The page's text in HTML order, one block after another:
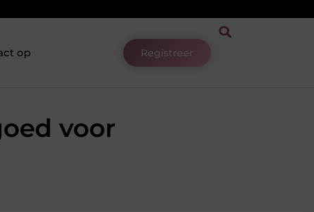
op Registreer
voor